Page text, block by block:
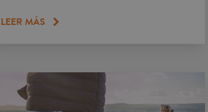
LEER MÁS